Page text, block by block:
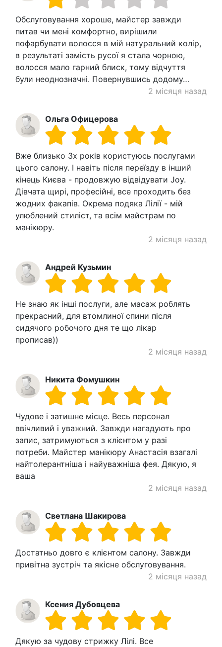
Обслуговування хороше, майстер завжди
питав чи мені комфортно, вирішили
пофарбувати волосся в мій натуральний колір,
в результаті замість русої я стала чорною,
волосся мало гарний блиск, тому відчуття
були неоднозначні. Повернувшись додому…
2 місяця назад
Ольга Офицерова
Вже близько 3х років користуюсь послугами
цього салону. І навіть після переїзду в інший
кінець Києва - продовжую відвідувати Joy.
Дівчата щирі, професійні, все проходить без
жодних факапів. Окрема подяка Лілії - мій
улюблений стиліст, та всім майстрам по
манікюру.
2 місяця назад
Андрей Кузьмин
Не знаю як інші послуги, але масаж роблять
прекрасний, для втомлиної спини після
сидячого робочого дня те що лікар
прописав))
2 місяця назад
Никита Фомушкин
Чудове і затишне місце. Весь персонал
ввічливий і уважний. Завжди нагадують про
запис, затримуються з клієнтом у разі
потреби. Майстер манікюру Анастасія взагалі
найтолерантніша і найуважніша фея. Дякую, я
ваша
2 місяця назад
Светлана Шакирова
Достатньо довго є клієнтом салону. Завжди
привітна зустріч та якісне обслуговування.
2 місяця назад
Ксения Дубовцева
Дякую за чудову стрижку Лілі. Все